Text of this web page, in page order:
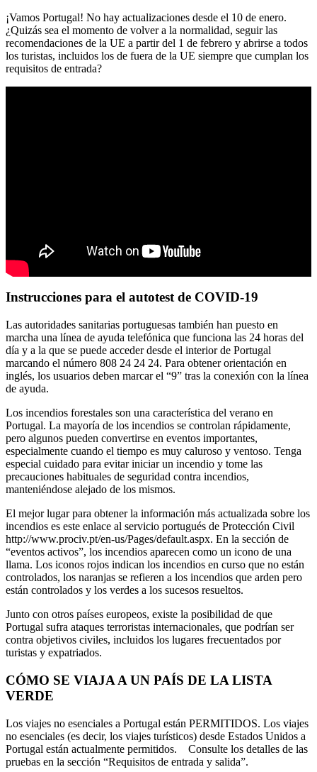
¡Vamos Portugal! No hay actualizaciones desde el 10 de enero.
¿Quizás sea el momento de volver a la normalidad, seguir las
recomendaciones de la UE a partir del 1 de febrero y abrirse a todos
los turistas, incluidos los de fuera de la UE siempre que cumplan los
requisitos de entrada?
Instrucciones para el autotest de COVID-19
Las autoridades sanitarias portuguesas también han puesto en
marcha una línea de ayuda telefónica que funciona las 24 horas del
día y a la que se puede acceder desde el interior de Portugal
marcando el número 808 24 24 24. Para obtener orientación en
inglés, los usuarios deben marcar el “9” tras la conexión con la línea
de ayuda.
Los incendios forestales son una característica del verano en
Portugal. La mayoría de los incendios se controlan rápidamente,
pero algunos pueden convertirse en eventos importantes,
especialmente cuando el tiempo es muy caluroso y ventoso. Tenga
especial cuidado para evitar iniciar un incendio y tome las
precauciones habituales de seguridad contra incendios,
manteniéndose alejado de los mismos.
El mejor lugar para obtener la información más actualizada sobre los
incendios es este enlace al servicio portugués de Protección Civil
http://www.prociv.pt/en-us/Pages/default.aspx. En la sección de
“eventos activos”, los incendios aparecen como un icono de una
llama. Los iconos rojos indican los incendios en curso que no están
controlados, los naranjas se refieren a los incendios que arden pero
están controlados y los verdes a los sucesos resueltos.
Junto con otros países europeos, existe la posibilidad de que
Portugal sufra ataques terroristas internacionales, que podrían ser
contra objetivos civiles, incluidos los lugares frecuentados por
turistas y expatriados.
CÓMO SE VIAJA A UN PAÍS DE LA LISTA
VERDE
Los viajes no esenciales a Portugal están PERMITIDOS. Los viajes
no esenciales (es decir, los viajes turísticos) desde Estados Unidos a
Portugal están actualmente permitidos. Consulte los detalles de las
pruebas en la sección “Requisitos de entrada y salida”.